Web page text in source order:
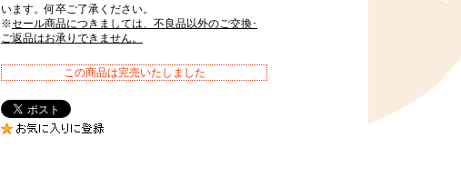
います。何卒ご了承ください。
※セール商品につきましては、不良品以外のご交換･
ご返品はお承りできません。
この商品は完売いたしました